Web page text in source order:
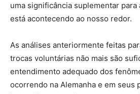
uma significância suplementar para
está acontecendo ao nosso redor.
As análises anteriormente feitas
trocas voluntárias não mais são
entendimento adequado dos
ocorrendo na Alemanha e em seus